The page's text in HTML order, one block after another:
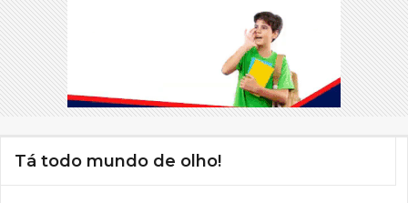
Tá todo mundo de olho!